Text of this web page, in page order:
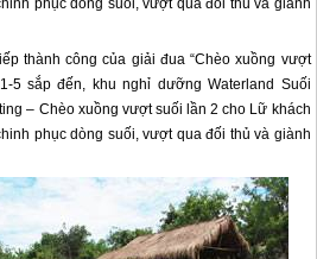
phục dòng suối, vượt qua đối thủ và giành
thành công của giải đua “Chèo xuồng vượt
5 sắp đến, khu nghỉ dưỡng Waterland Suối
– Chèo xuồng vượt suối lần 2 cho Lữ khách
phục dòng suối, vượt qua đối thủ và giành